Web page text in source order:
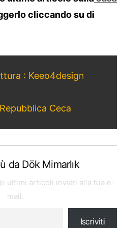
cliccando su di
: Keeo4design
Ceca
da Dök Mimarlık
ultimi articoli inviati alla tua e-
mail.
Iscriviti